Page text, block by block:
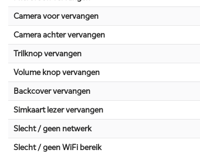
Camera voor vervangen
Camera achter vervangen
Trilknop vervangen
Volume knop vervangen
Backcover vervangen
Simkaart lezer vervangen
Slecht / geen netwerk
Slecht / geen WiFi bereik